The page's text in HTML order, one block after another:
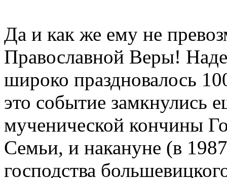
Да и как же ему не
Православной Веры!
широко праздновалось
это событие замкнулись
мученической кончины
Семьи, и накануне (в
господства